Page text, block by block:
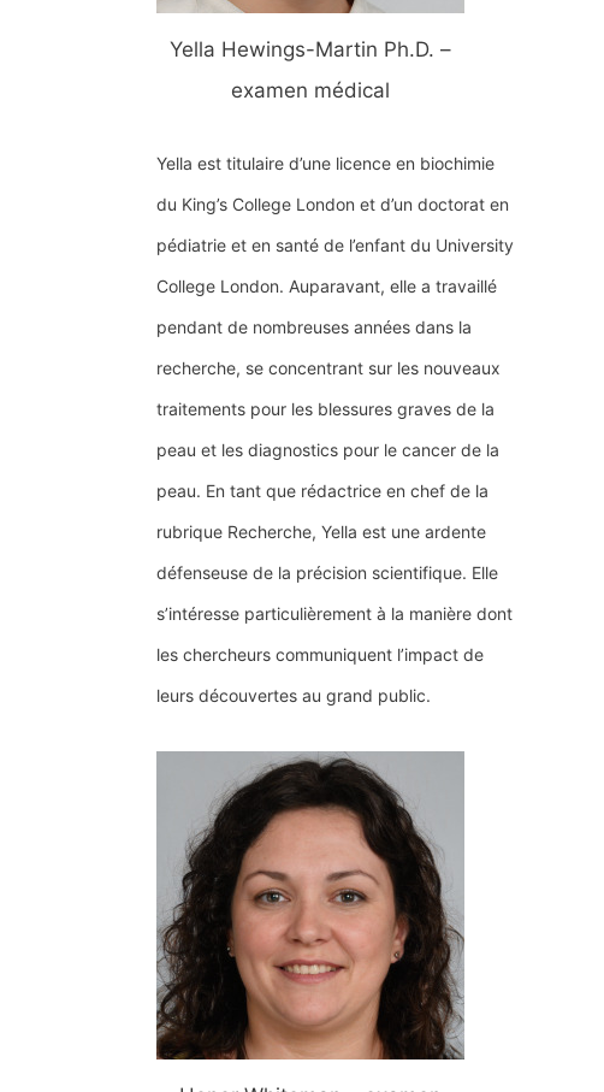
Yella Hewings-Martin Ph.D. –
examen médical
Yella est titulaire d’une licence en biochimie
du King’s College London et d’un doctorat en
pédiatrie et en santé de l’enfant du University
College London. Auparavant, elle a travaillé
pendant de nombreuses années dans la
recherche, se concentrant sur les nouveaux
traitements pour les blessures graves de la
peau et les diagnostics pour le cancer de la
peau. En tant que rédactrice en chef de la
rubrique Recherche, Yella est une ardente
défenseuse de la précision scientifique. Elle
s’intéresse particulièrement à la manière dont
les chercheurs communiquent l’impact de
leurs découvertes au grand public.